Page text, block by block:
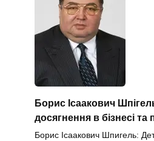
Борис Ісаакович
досягнення в бізнесі та
Борис Ісаакович Шпигель: